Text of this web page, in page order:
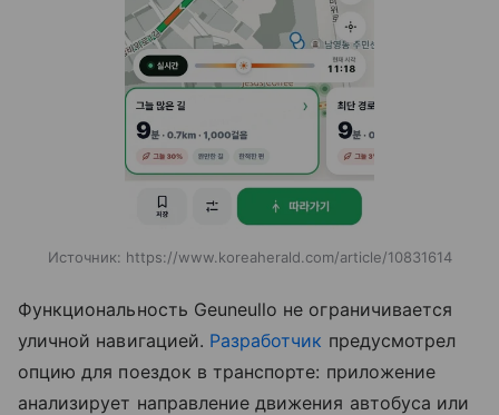
Источник: https://www.koreaherald.com/article/10831614
Функциональность Geuneullo не ограничивается
уличной навигацией. Разработчик предусмотрел
опцию для поездок в транспорте: приложение
анализирует направление движения автобуса или